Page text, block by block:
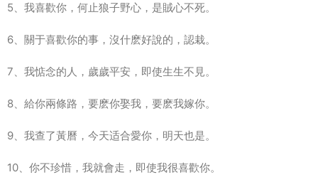
5、我喜歡你，何止狼子野心，是賊心不死。
6、關于喜歡你的事，沒什麽好說的，認栽。
7、我惦念的人，歲歲平安，即使生生不見。
8、給你兩條路，要麽你娶我，要麽我嫁你。
9、我查了黃曆，今天适合愛你，明天也是。
10、你不珍惜，我就會走，即使我很喜歡你。